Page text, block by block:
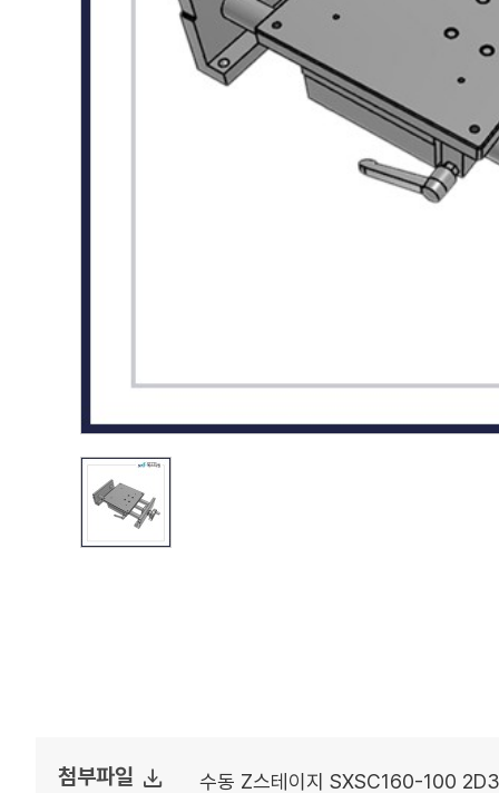
첨부파일 file_download 수동 Z스테이지 SXSC160-100